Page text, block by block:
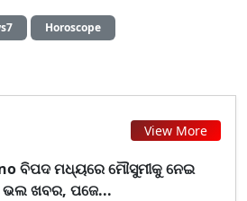
Horoscope
View More
ବିପଦ ମଧ୍ୟରେ ମୌସୁମୀକୁ ନେଇ
ଭଲ ଖବର, ପଜେ...